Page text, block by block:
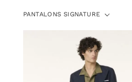
PANTALONS SIGNATURE